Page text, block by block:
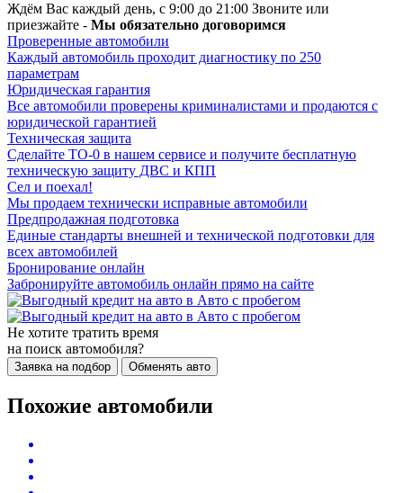
Ждём Вас каждый день, с 9:00 до 21:00 Звоните или
приезжайте - Мы обязательно договоримся
Проверенные автомобили
Каждый автомобиль проходит диагностику по 250
параметрам
Юридическая гарантия
Все автомобили проверены криминалистами и продаются с
юридической гарантией
Техническая защита
Сделайте ТО-0 в нашем сервисе и получите бесплатную
техническую защиту ДВС и КПП
Сел и поехал!
Мы продаем технически исправные автомобили
Предпродажная подготовка
Единые стандарты внешней и технической подготовки для
всех автомобилей
Бронирование онлайн
Забронируйте автомобиль онлайн прямо на сайте
Не хотите тратить время
на поиск автомобиля?
Заявка на подбор Обменять авто
Похожие автомобили